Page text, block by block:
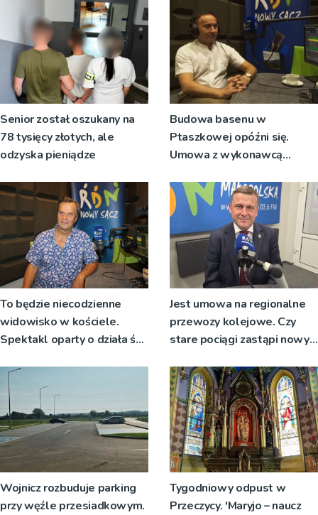
Senior został oszukany na
78 tysięcy złotych, ale
odzyska pieniądze
Budowa basenu w
Ptaszkowej opóźni się.
Umowa z wykonawcą
zostanie podpisana
To będzie niecodzienne
widowisko w kościele.
Spektakl oparty o działa św.
Jest umowa na regionalne
przewozy kolejowe. Czy
stare pociągi zastąpi nowy
Wojnicz rozbuduje parking
przy węźle przesiadkowym.
Tygodniowy odpust w
Przeczycy. 'Maryjo – naucz